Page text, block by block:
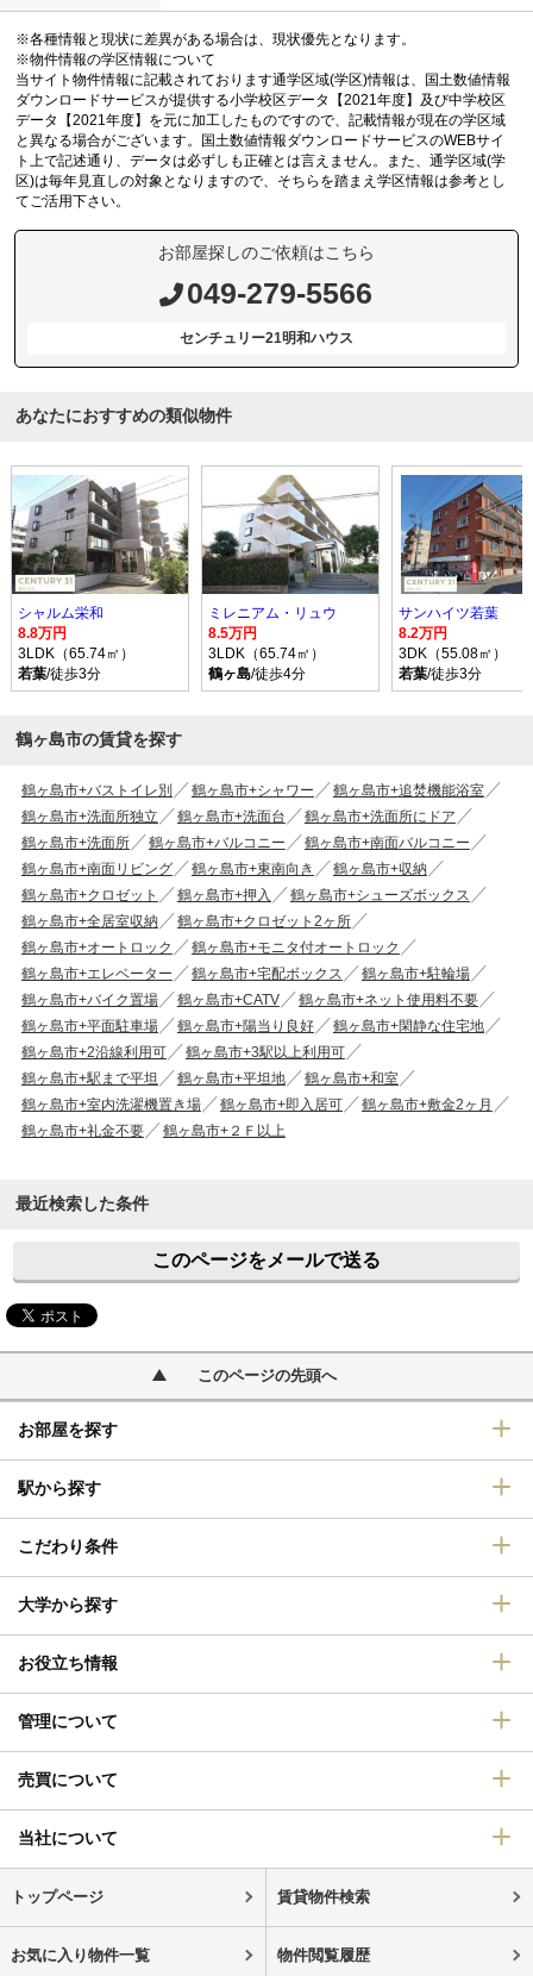
※各種情報と現状に差異がある場合は、現状優先となります。
※物件情報の学区情報について
当サイト物件情報に記載されております通学区域(学区)情報は、国土数値情報
ダウンロードサービスが提供する小学校区データ【2021年度】及び中学校区
データ【2021年度】を元に加工したものですので、記載情報が現在の学区域
と異なる場合がございます。国土数値情報ダウンロードサービスのWEBサイ
ト上で記述通り、データは必ずしも正確とは言えません。また、通学区域(学
区)は毎年見直しの対象となりますので、そちらを踏まえ学区情報は参考とし
てご活用下さい。
お部屋探しのご依頼はこちら
049-279-5566
センチュリー21明和ハウス
あなたにおすすめの類似物件
シャルム栄和
8.8万円
3LDK（65.74㎡）
若葉/徒歩3分
ミレニアム・リュウ
8.5万円
3LDK（65.74㎡）
鶴ヶ島/徒歩4分
サンハイツ若葉
8.2万円
3DK（55.08㎡）
若葉/徒歩3分
鶴ヶ島市の賃貸を探す
鶴ヶ島市+バストイレ別 鶴ヶ島市+シャワー
鶴ヶ島市+追焚機能浴室
鶴ヶ島市+洗面所独立
鶴ヶ島市+洗面台
鶴ヶ島市+洗面所にドア
鶴ヶ島市+洗面所
鶴ヶ島市+バルコニー
鶴ヶ島市+南面バルコニー
鶴ヶ島市+南面リビング
鶴ヶ島市+東南向き
鶴ヶ島市+収納
鶴ヶ島市+クロゼット
鶴ヶ島市+押入
鶴ヶ島市+シューズボックス
鶴ヶ島市+全居室収納
鶴ヶ島市+クロゼット2ヶ所
鶴ヶ島市+オートロック
鶴ヶ島市+モニタ付オートロック
鶴ヶ島市+エレベーター
鶴ヶ島市+宅配ボックス
鶴ヶ島市+駐輪場
鶴ヶ島市+バイク置場
鶴ヶ島市+CATV
鶴ヶ島市+ネット使用料不要
鶴ヶ島市+平面駐車場
鶴ヶ島市+陽当り良好
鶴ヶ島市+閑静な住宅地
鶴ヶ島市+2沿線利用可
鶴ヶ島市+3駅以上利用可
鶴ヶ島市+駅まで平坦
鶴ヶ島市+平坦地
鶴ヶ島市+和室
鶴ヶ島市+室内洗濯機置き場
鶴ヶ島市+即入居可
鶴ヶ島市+敷金2ヶ月
鶴ヶ島市+礼金不要
鶴ヶ島市+２Ｆ以上
最近検索した条件
このページをメールで送る
このページの先頭へ
お部屋を探す
駅から探す
こだわり条件
大学から探す
お役立ち情報
管理について
売買について
当社について
トップページ 賃貸物件検索
お気に入り物件一覧 物件閲覧履歴